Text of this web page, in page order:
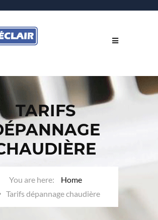
TARIFS
Home
Tarifs dépannage chaudière